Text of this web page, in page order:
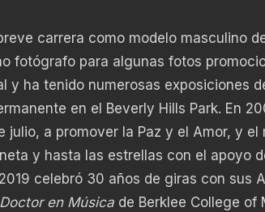
carrera como modelo masculino
fotógrafo para algunas fotos
y ha tenido numerosas exposiciones
en el Beverly Hills Park. En
a promover la Paz y el Amor, y el
y hasta las estrellas con el apoyo
celebró 30 años de giras con sus
Doctor en Músicade Berklee College of